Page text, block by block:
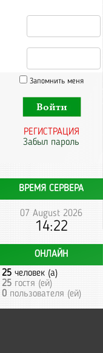
Запомнить меня
РЕГИСТРАЦИЯ
Забыл пароль
ВРЕМЯ СЕРВЕРА
07 August 2026
14:22
ОНЛАЙН
25 человек (а)
25 гостя (ей)
0 пользователя (ей)